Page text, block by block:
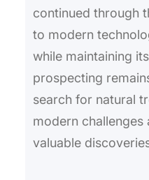
continued through
to modern
while maintaining
prospecting
search for natural
modern
valuable